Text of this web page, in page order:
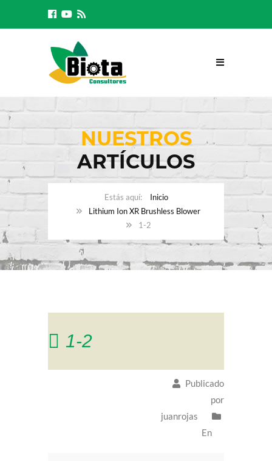
NUESTROS
ARTÍCULOS
Inicio
Lithium Ion XR Brushless Blower
1-2
1-2
Publicado
por
juanrojas
En